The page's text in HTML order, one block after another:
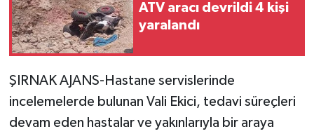
ATV aracı devrildi 4 kişi
yaralandı
ŞIRNAK AJANS-Hastane servislerinde
incelemelerde bulunan Vali Ekici, tedavi süreçleri
devam eden hastalar ve yakınlarıyla bir araya